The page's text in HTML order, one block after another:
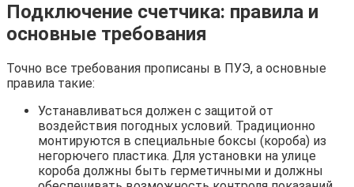
Подключение счетчика: правила и
основные требования
Точно все требования прописаны в ПУЭ, а основные
правила такие:
Устанавливаться должен с защитой от
воздействия погодных условий. Традиционно
монтируются в специальные боксы (короба) из
негорючего пластика. Для установки на улице
короба должны быть герметичными и должны